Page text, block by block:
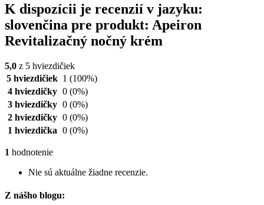
K dispozícii je recenzií v jazyku:
slovenčina pre produkt: Apeiron
Revitalizačný nočný krém
5,0 z 5 hviezdičiek
5 hviezdičiek 1 (100%)
4 hviezdičky 0 (0%)
3 hviezdičky 0 (0%)
2 hviezdičky 0 (0%)
1 hviezdička 0 (0%)
1 hodnotenie
Nie sú aktuálne žiadne recenzie.
Z nášho blogu: